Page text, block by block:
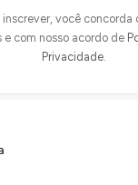
inscrever, você concorda
e com nosso acordo de
Privacidade.